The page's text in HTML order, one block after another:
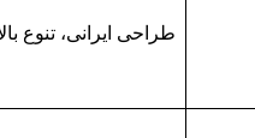
طراحی ایرانی، تنوع